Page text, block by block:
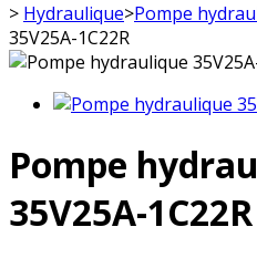
> Hydraulique>Pompe
35V25A-1C22R
Pompe
35V25A-1C22R